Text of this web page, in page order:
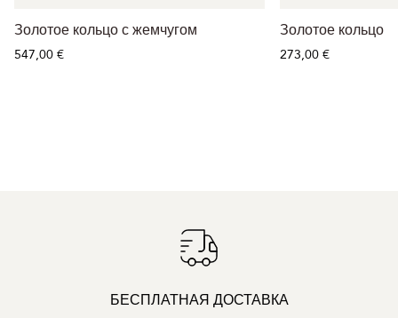
Золотое кольцо с жемчугом
547,00 €
Золотое кольцо
273,00 €
БЕСПЛАТНАЯ ДОСТАВКА